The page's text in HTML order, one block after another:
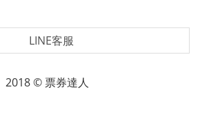
2018 © 票券達人